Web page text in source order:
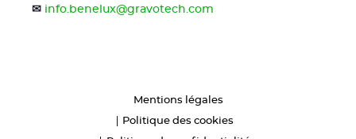
✉ info.benelux@gravotech.com
Mentions légales
Politique des cookies